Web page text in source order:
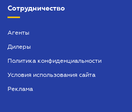
БИЗНЕС
ЮРИСТ
Сотрудничество
Агенты
Дилеры
Политика конфиденциальности
Условия использования сайта
Реклама